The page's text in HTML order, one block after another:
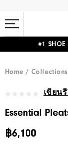
#1
Home Collections
เขียน
Essential
฿6,100